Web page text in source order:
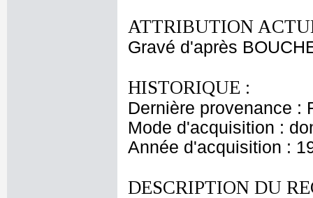
ATTRIBUTION
Gravé d'après
HISTORIQUE :
Dernière provenance :
Mode d'acquisition :
Année d'acquisition :
DESCRIPTION DU